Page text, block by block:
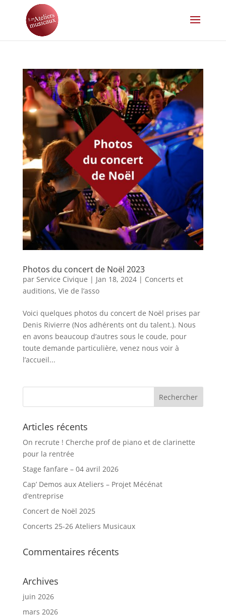
Photos du concert de Noël 2023
par Service Civique | Jan 18, 2024| Concerts et
auditions, Vie de l’asso
Voici quelques photos du concert de Noël prises par
Denis Rivierre (Nos adhérents ont du talent.). Nous
en avons beaucoup d’autres sous le coude, pour
toute demande particulière, venez nous voir à
l’accueil...
Articles récents
On recrute ! Cherche prof de piano et de clarinette
pour la rentrée
Stage fanfare – 04 avril 2026
Cap’ Demos aux Ateliers – Projet Mécénat
d’entreprise
Concert de Noël 2025
Concerts 25-26 Ateliers Musicaux
Commentaires récents
Archives
juin 2026
mars 2026